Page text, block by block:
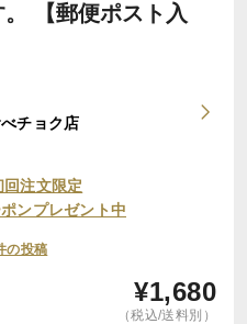
【郵便ポスト入
チョク店
注文限定
ンプレゼント中
の投稿
¥1,680
（税込/送料別）